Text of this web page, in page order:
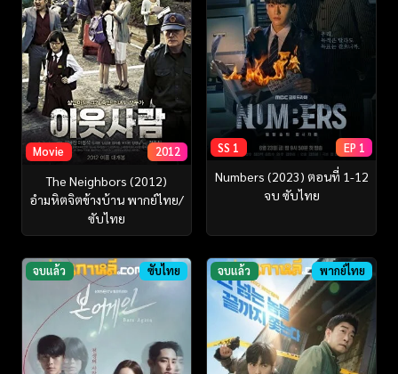
Movie 2012
The Neighbors (2012)
อำมหิตจิตข้างบ้าน พากย์ไทย/
ซับไทย
SS 1 EP 1
Numbers (2023) ตอนที่ 1-12
จบ ซับไทย
จบแล้ว ซับไทย จบแล้ว พากย์ไทย